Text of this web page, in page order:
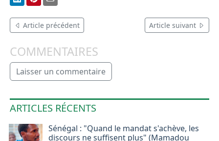
Article précédent Article suivant
COMMENTAIRES
Laisser un commentaire
ARTICLES RÉCENTS
Sénégal : "Quand le mandat s'achève, les
discours ne suffisent plus" (Mamadou